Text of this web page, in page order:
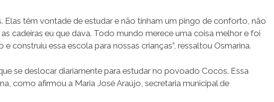
Elas têm vontade de estudar e não tinham um pingo de conforto, não
cadeiras eu que dava. Todo mundo merece uma coisa melhor e foi
construiu essa escola para nossas crianças”, ressaltou Osmarina.
se deslocar diariamente para estudar no povoado Cocos. Essa
como afirmou a Maria José Araújo, secretaria municipal de